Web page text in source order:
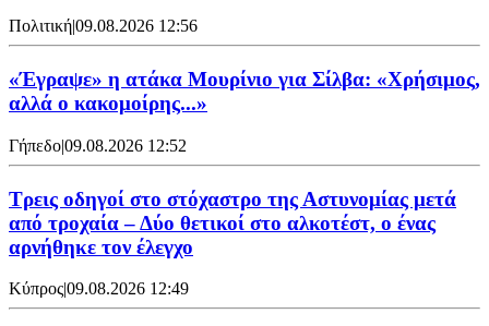
Πολιτική|09.08.2026 12:56
«Έγραψε» η ατάκα Μουρίνιο για Σίλβα: «Χρήσιμος,
αλλά ο κακομοίρης...»
Γήπεδο|09.08.2026 12:52
Τρεις οδηγοί στο στόχαστρο της Αστυνομίας μετά
από τροχαία – Δύο θετικοί στο αλκοτέστ, ο ένας
αρνήθηκε τον έλεγχο
Κύπρος|09.08.2026 12:49